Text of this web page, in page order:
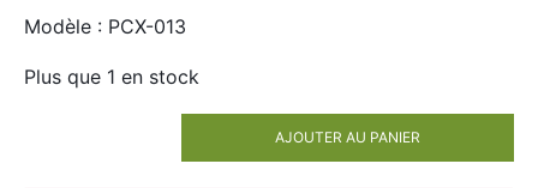
Modèle : PCX-013
Plus que 1 en stock
AJOUTER AU PANIER
Sucré